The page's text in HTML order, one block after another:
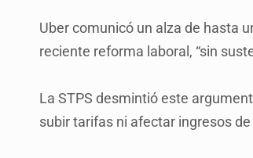
Uber comunicó un alza de hasta
reciente reforma laboral, “sin
La STPS desmintió este
subir tarifas ni afectar ingresos